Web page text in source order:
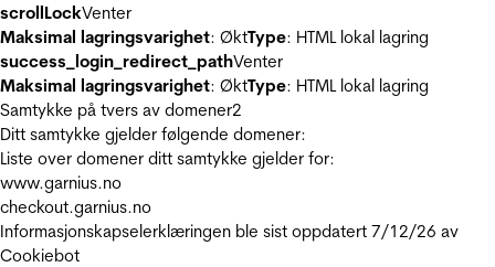
scrollLockVenter
Maksimal lagringsvarighet: ØktType: HTML lokal lagring
success_login_redirect_pathVenter
Maksimal lagringsvarighet: ØktType: HTML lokal lagring
Samtykke på tvers av domener2
Ditt samtykke gjelder følgende domener:
Liste over domener ditt samtykke gjelder for:
www.garnius.no
checkout.garnius.no
Informasjonskapselerklæringen ble sist oppdatert 7/12/26 av
Cookiebot